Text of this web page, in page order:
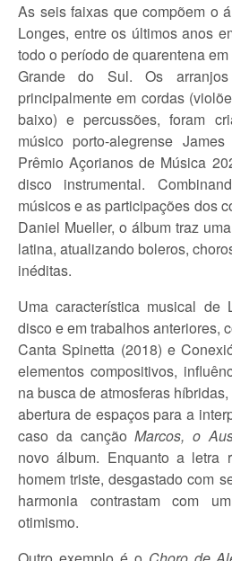
As seis faixas que compõem o
Longes, entre os últimos anos
todo o período de quarentena
Grande do Sul. Os
principalmente em cordas
baixo) e percussões, foram
músico porto-alegrense
Prêmio Açorianos de Música
disco instrumental.
músicos e as participações dos
Daniel Mueller, o álbum traz
latina, atualizando boleros,
inéditas.
Uma característica musical de
disco e em trabalhos anteriores,
Canta Spinetta (2018) e
elementos compositivos,
na busca de atmosferas
abertura de espaços para a
caso da cançãoMarcos, o
novo álbum. Enquanto a letra
homem triste, desgastado com
harmonia contrastam com
otimismo.